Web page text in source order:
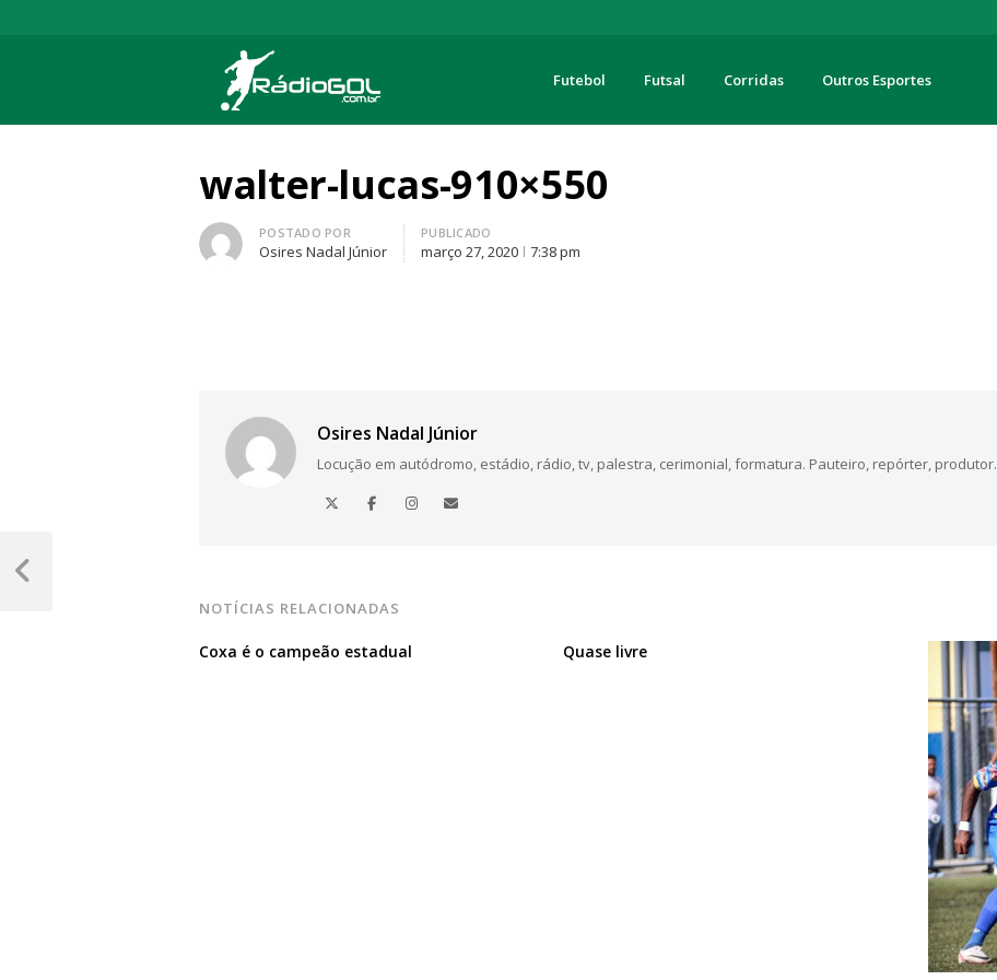
Rádio Gol
Há mais de 20 anos com as melhores coberturas
Futebol Futsal Corridas Outros Esportes
walter-lucas-910×550
Autor
POSTADO POR
Osires Nadal Júnior
PUBLICADO
março 27, 2020 7:38 pm
Osires Nadal Júnior
Locução em autódromo, estádio, rádio, tv, palestra, cerimonial, formatura. Pauteiro, repórter, produtor.
NOTÍCIAS RELACIONADAS
Coxa é o campeão estadual Quase livre
Navegação
de
Post